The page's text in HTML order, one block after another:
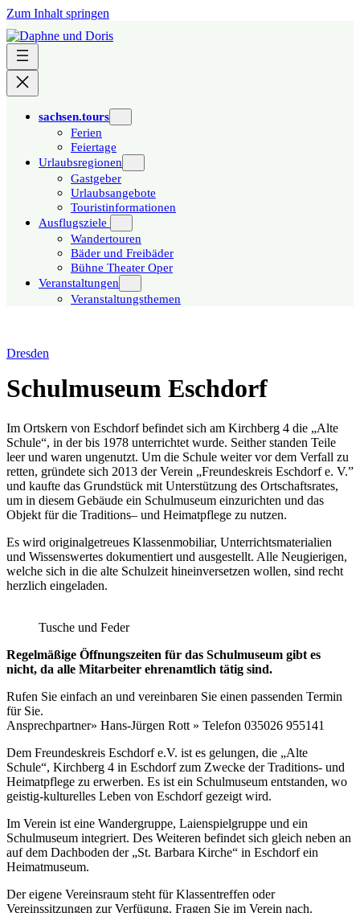
Zum Inhalt springen
sachsen.tours
Ferien
Feiertage
Urlaubsregionen
Gastgeber
Urlaubsangebote
Touristinformationen
Ausflugsziele
Wandertouren
Bäder und Freibäder
Bühne Theater Oper
Veranstaltungen
Veranstaltungsthemen
Dresden
Schulmuseum Eschdorf
Im Ortskern von Eschdorf befindet sich am Kirchberg 4 die „Alte
Schule“, in der bis 1978 unterrichtet wurde. Seither standen Teile
leer und waren ungenutzt. Um die Schule weiter vor dem Verfall zu
retten, gründete sich 2013 der Verein „Freundeskreis Eschdorf e. V.”
und kaufte das Grundstück mit Unterstützung des Ortschaftsrates,
um in diesem Gebäude ein Schulmuseum einzurichten und das
Objekt für die Traditions– und Heimatpflege zu nutzen.
Es wird originalgetreues Klassenmobiliar, Unterrichtsmaterialien
und Wissenswertes dokumentiert und ausgestellt. Alle Neugierigen,
welche sich in die alte Schulzeit hineinversetzen wollen, sind recht
herzlich eingeladen.
Tusche und Feder
Regelmäßige Öffnungszeiten für das Schulmuseum gibt es
nicht, da alle Mitarbeiter ehrenamtlich tätig sind.
Rufen Sie einfach an und vereinbaren Sie einen passenden Termin
für Sie.
Ansprechpartner» Hans-Jürgen Rott » Telefon 035026 955141
Dem Freundeskreis Eschdorf e.V. ist es gelungen, die „Alte
Schule“, Kirchberg 4 in Eschdorf zum Zwecke der Traditions- und
Heimatpflege zu erwerben. Es ist ein Schulmuseum entstanden, wo
geistig-kulturelles Leben von Eschdorf gezeigt wird.
Im Verein ist eine Wandergruppe, Laienspielgruppe und ein
Schulmuseum integriert. Des Weiteren befindet sich gleich neben an
auf dem Dachboden der „St. Barbara Kirche“ in Eschdorf ein
Heimatmuseum.
Der eigene Vereinsraum steht für Klassentreffen oder
Vereinssitzungen zur Verfügung. Fragen Sie im Verein nach.